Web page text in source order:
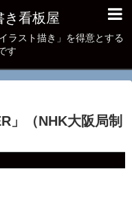
き看板屋
ラスト描き」を得意とする
す
」（NHK大阪局制